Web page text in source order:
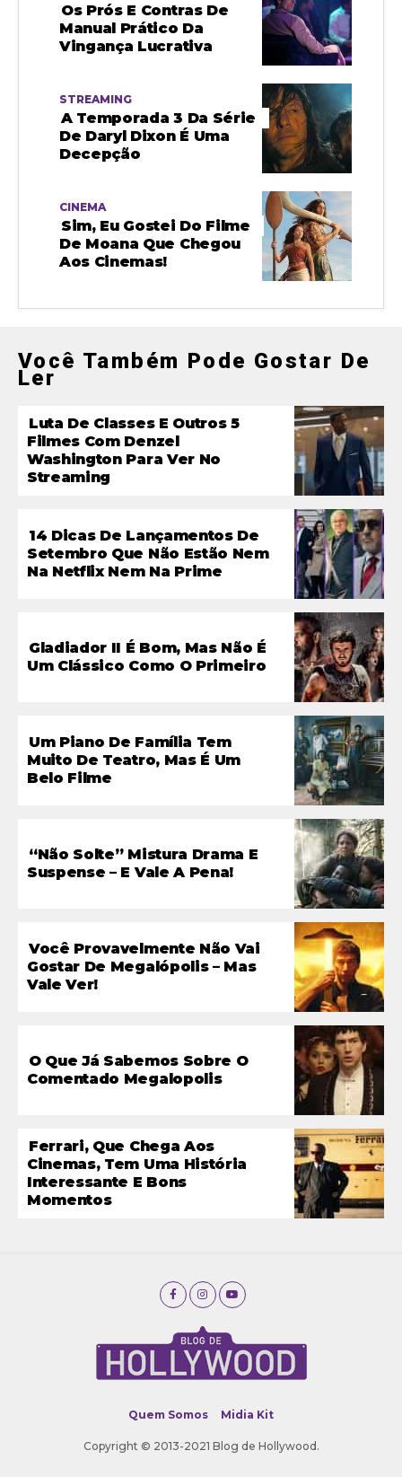
Os Prós E Contras De
Manual Prático Da
Vingança Lucrativa
STREAMING
A Temporada 3 Da Série
De Daryl Dixon É Uma
Decepção
CINEMA
Sim, Eu Gostei Do Filme
De Moana Que Chegou
Aos Cinemas!
Você Também Pode Gostar De
Ler
Luta De Classes E Outros 5
Filmes Com Denzel
Washington Para Ver No
Streaming
14 Dicas De Lançamentos De
Setembro Que Não Estão Nem
Na Netflix Nem Na Prime
Gladiador II É Bom, Mas Não É
Um Clássico Como O Primeiro
Um Piano De Família Tem
Muito De Teatro, Mas É Um
Belo Filme
“Não Solte” Mistura Drama E
Suspense – E Vale A Pena!
Você Provavelmente Não Vai
Gostar De Megalópolis – Mas
Vale Ver!
O Que Já Sabemos Sobre O
Comentado Megalopolis
Ferrari, Que Chega Aos
Cinemas, Tem Uma História
Interessante E Bons
Momentos
Quem Somos Midia Kit
Copyright © 2013-2021 Blog de Hollywood.